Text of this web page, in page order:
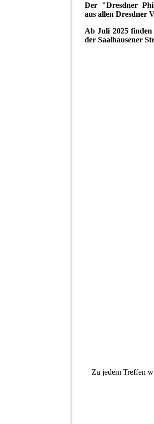
Der "Dresdner
aus allen Dresdner
Ab Juli 2025
der Saalhausener
Zu jedem Treffen